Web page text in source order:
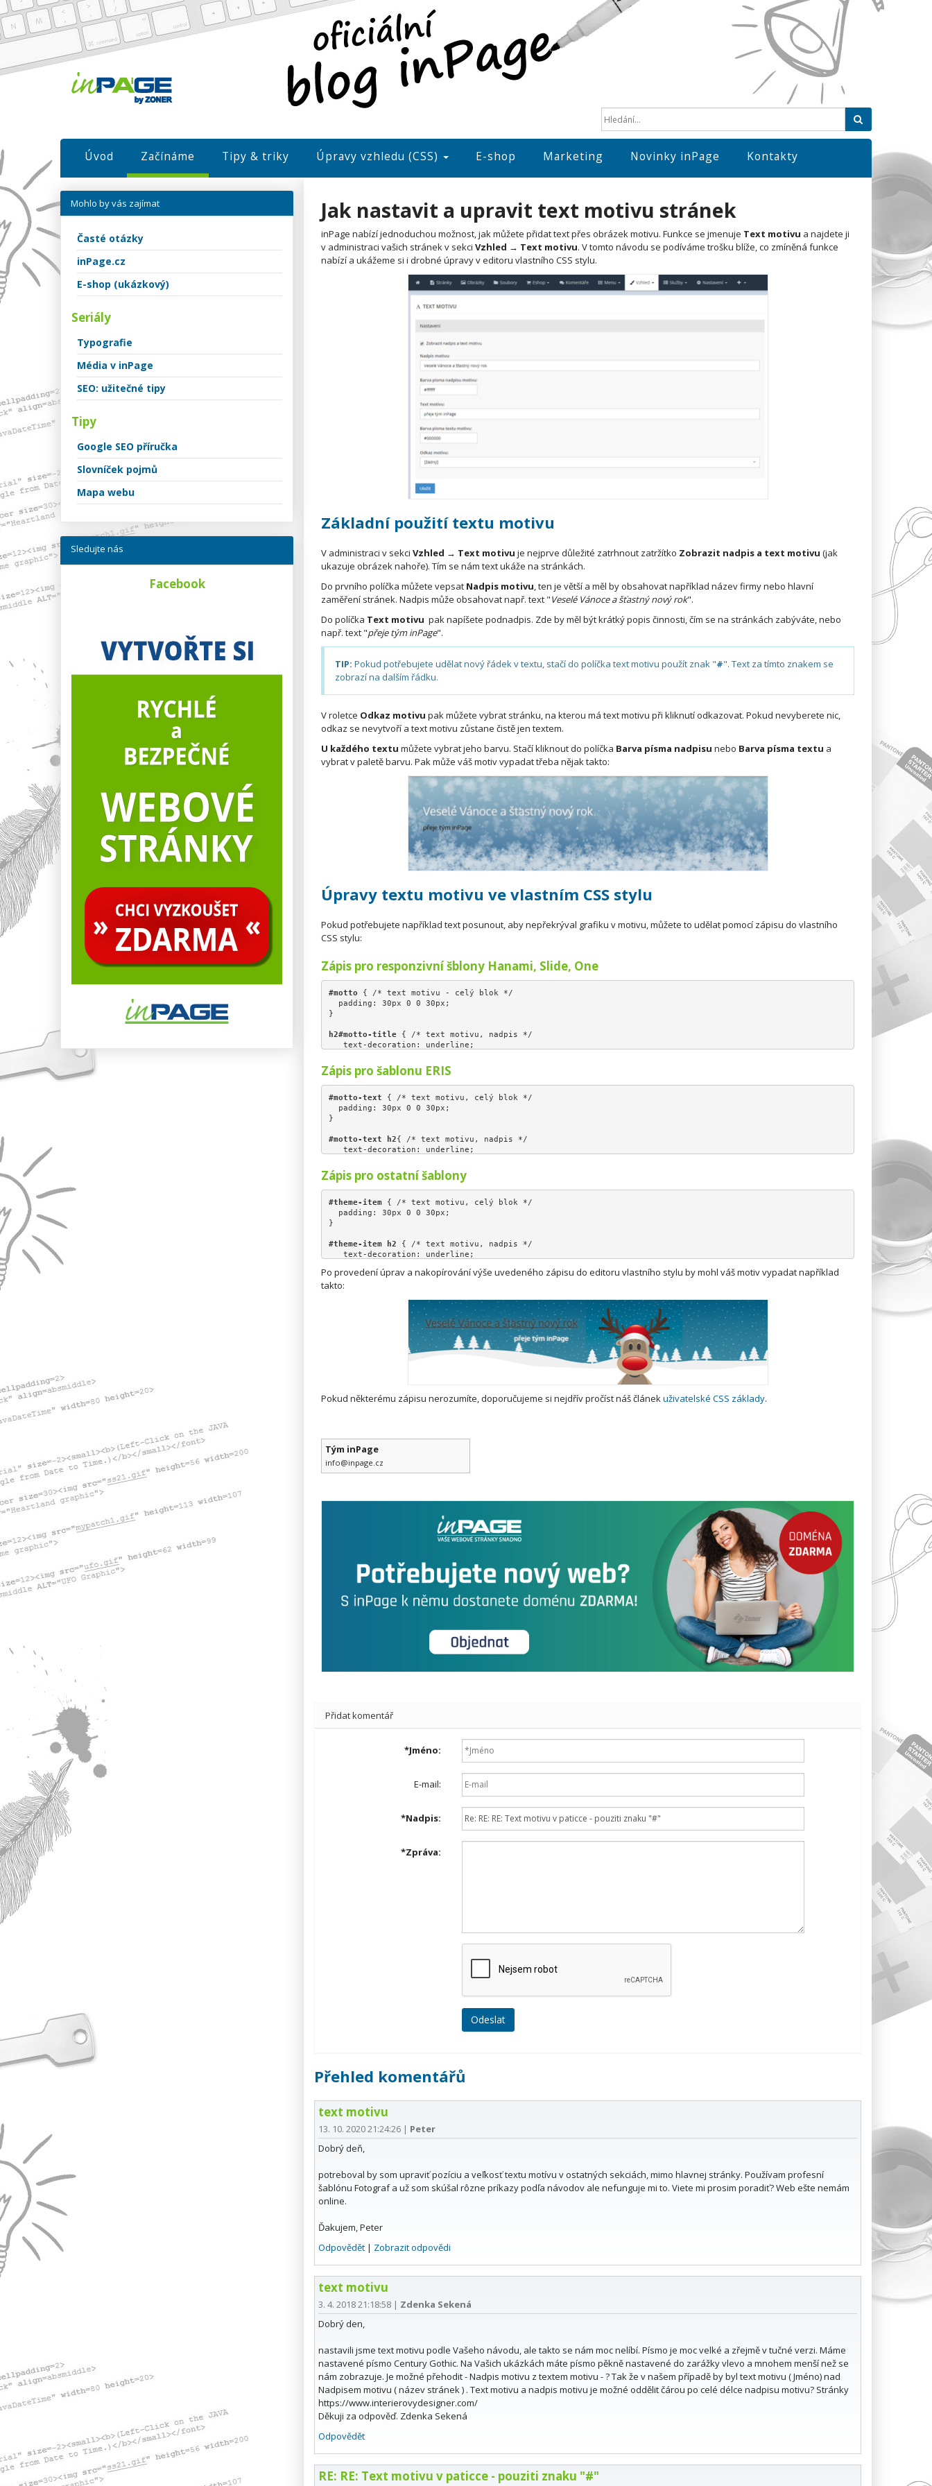
Úvod Začínáme Tipy & triky Úpravy vzhledu (CSS) E-shop Marketing Novinky inPage Kontakty
Jak nastavit a upravit text motivu stránek
inPage nabízí jednoduchou možnost, jak můžete přidat text přes obrázek motivu. Funkce se jmenuje Text motivu a najdete ji
v administraci vašich stránek v sekci Vzhled → Text motivu. V tomto návodu se podíváme trošku blíže, co zmíněná funkce
nabízí a ukážeme si i drobné úpravy v editoru vlastního CSS stylu.
Základní použití textu motivu
V administraci v sekci Vzhled → Text motivu je nejprve důležité zatrhnout zatržítko Zobrazit nadpis a text motivu (jak
ukazuje obrázek nahoře). Tím se nám text ukáže na stránkách.
Do prvního políčka můžete vepsat Nadpis motivu, ten je větší a měl by obsahovat například název firmy nebo hlavní
zaměření stránek. Nadpis může obsahovat např. text "Veselé Vánoce a šťastný nový rok".
Do políčka Text motivu pak napíšete podnadpis. Zde by měl být krátký popis činnosti, čím se na stránkách zabýváte, nebo
např. text "přeje tým inPage".
TIP: Pokud potřebujete udělat nový řádek v textu, stačí do políčka text motivu použít znak "#". Text za tímto znakem se
zobrazí na dalším řádku.
V roletce Odkaz motivu pak můžete vybrat stránku, na kterou má text motivu při kliknutí odkazovat. Pokud nevyberete nic,
odkaz se nevytvoří a text motivu zůstane čistě jen textem.
U každého textu můžete vybrat jeho barvu. Stačí kliknout do políčka Barva písma nadpisu nebo Barva písma textu a
vybrat v paletě barvu. Pak může váš motiv vypadat třeba nějak takto:
Úpravy textu motivu ve vlastním CSS stylu
Pokud potřebujete například text posunout, aby nepřekrýval grafiku v motivu, můžete to udělat pomocí zápisu do vlastního
CSS stylu:
Zápis pro responzivní šblony Hanami, Slide, One
#motto { /* text motivu - celý blok */
padding: 30px 0 0 30px;
}
h2#motto-title { /* text motivu, nadpis */
text-decoration: underline;
}
p#motto-text { /* text motivu - popis */
font-weight: 700;
font-size: 20px;
padding-left: 260px;
}
Zápis pro šablonu ERIS
#motto-text { /* text motivu, celý blok */
padding: 30px 0 0 30px;
}
#motto-text h2{ /* text motivu, nadpis */
text-decoration: underline;
}
#motto-text p { /* text motivu, popis */
font-weight: 700;
font-size: 20px;
padding-left: 260px;
}
Zápis pro ostatní šablony
#theme-item { /* text motivu, celý blok */
padding: 30px 0 0 30px;
}
#theme-item h2 { /* text motivu, nadpis */
text-decoration: underline;
}
font-weight: 700;
font-size: 20px;
padding-left: 260px;
Po provedení úprav a nakopírování výše uvedeného zápisu do editoru vlastního stylu by mohl váš motiv vypadat například
takto:
Pokud některému zápisu nerozumíte, doporučujeme si nejdřív pročíst náš článekuživatelské CSS základy.
Tým inPage
info@inpage.cz
Přidat komentář
*Jméno:
E-mail:
*Nadpis:
*Zpráva:
Přehled komentářů
text motivu
13. 10. 2020 21:24:26 | Peter
Dobrý deň,
potreboval by som upraviť pozíciu a veľkosť textu motívu v ostatných sekciách, mimo hlavnej stránky. Používam profesní
šablónu Fotograf a už som skúšal rôzne príkazy podľa návodov ale nefunguje mi to. Viete mi prosim poradiť? Web ešte nemám
online.
Ďakujem, Peter
Odpovědět | Zobrazit odpovědi
text motivu
3. 4. 2018 21:18:58 | Zdenka Sekená
Dobrý den,
nastavili jsme text motivu podle Vašeho návodu, ale takto se nám moc nelíbí. Písmo je moc velké a zřejmě v tučné verzi. Máme
nastavené písmo Century Gothic. Na Vašich ukázkách máte písmo pěkně nastavené do zarážky vlevo a mnohem menší než se
nám zobrazuje. Je možné přehodit - Nadpis motivu z textem motivu - ? Tak že v našem případě by byl text motivu ( Jméno) nad
Nadpisem motivu ( název stránek ) . Text motivu a nadpis motivu je možné oddělit čárou po celé délce nadpisu motivu? Stránky
https://www.interierovydesigner.com/
Děkuji za odpověď. Zdenka Sekená
Odpovědět
RE: RE: Text motivu v paticce - pouziti znaku "#"
Mohlo by vás zajímat
Časté otázky
inPage.cz
E-shop (ukázkový)
Seriály
Typografie
Média v inPage
SEO: užitečné tipy
Tipy
Google SEO příručka
Slovníček pojmů
Mapa webu
Sledujte nás
Facebook